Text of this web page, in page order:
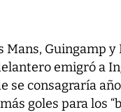
Mans, Guingamp
emigró a
se consagraría
goles para los